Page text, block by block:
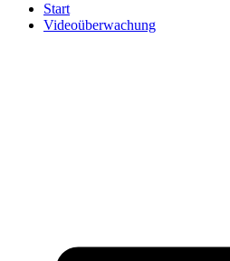
Start
Videoüberwachung